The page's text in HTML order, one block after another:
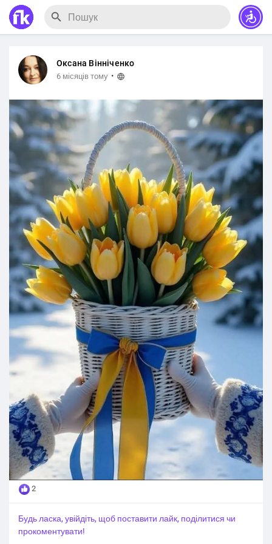
Оксана Вінніченко
6 місяців тому ·
2
Будь ласка, увійдіть, щоб поставити лайк, поділитися чи
прокоментувати!